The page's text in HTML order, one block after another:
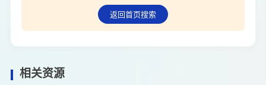
返回首页搜索
相关资源